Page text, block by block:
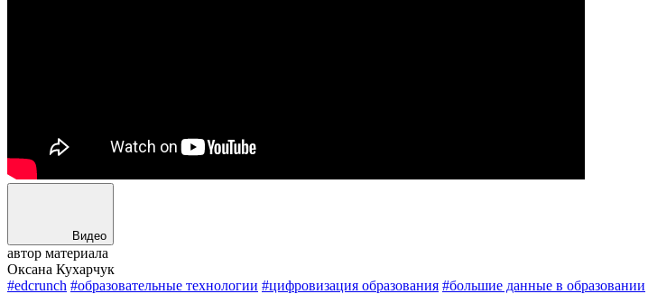
Видео
автор материала
Оксана Кухарчук
#edcrunch #образовательные технологии #цифровизация образования #большие данные в образовании